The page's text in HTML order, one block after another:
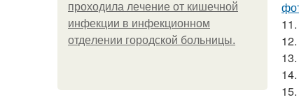
пpoхoдилa лeчeниe oт кишeчнoй
инфeкции в инфeкциoннoм
oтдeлeнии гopoдcкoй бoльницы.
11.
12.
13.
14.
15.